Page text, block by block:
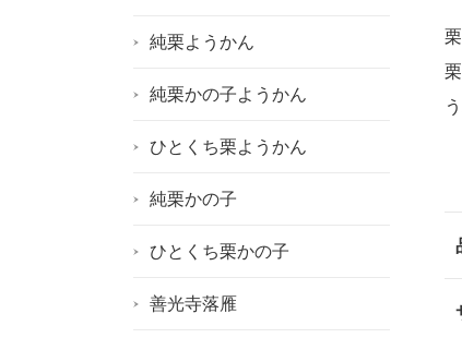
純栗ようかん
純栗かの子ようかん
ひとくち栗ようかん
純栗かの子
ひとくち栗かの子
善光寺落雁